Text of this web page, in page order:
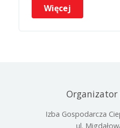
Więcej
Izba Gospodarcza
ul.